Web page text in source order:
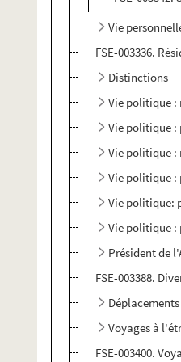
Vie
FSE-003336.
Distinctions
Vie politique :
Vie politique :
Vie politique :
Vie politique :
Vie politique:
Vie politique :
Président de
FSE-003388.
Voyages à
FSE-003400.